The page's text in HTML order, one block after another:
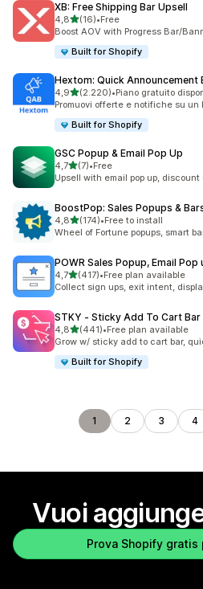
XB: Free Shipping Bar Upsell
4,8stelle su 5
(16)
16 recensioni totali
•Free
Boost AOV with Progress Bar/
Built for Shopify
Hextom: Quick Announcement
4,9stelle su 5
(2.220)
2220 recensioni totali
•Piano gratuito
Promuovi offerte e notifiche su un
Built for Shopify
GSC Popup & Email Pop Up
4,7stelle su 5
(7)
7 recensioni totali
•Free
Upsell with email pop up,
BoostPop: Sales Popups &
4,8stelle su 5
(174)
174 recensioni totali
•Free to install
Wheel of Fortune popups, smart
POWR Sales Popup, Email Pop
4,7stelle su 5
(417)
417 recensioni totali
•Free plan available
Collect sign ups, exit intent,
STKY ‑ Sticky Add To Cart Bar
4,8stelle su 5
(441)
441 recensioni totali
•Free plan available
Grow w/ sticky add to cart bar,
Built for Shopify
1 2 3 4
Vuoi
Prova Shopify gratis